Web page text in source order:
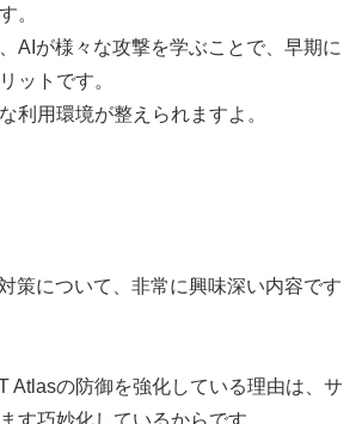
。
AIが様々な攻撃を学ぶことで、早期に
ットです。
利用環境が整えられますよ。
策について、非常に興味深い内容です
Atlasの防御を強化している理由は、サ